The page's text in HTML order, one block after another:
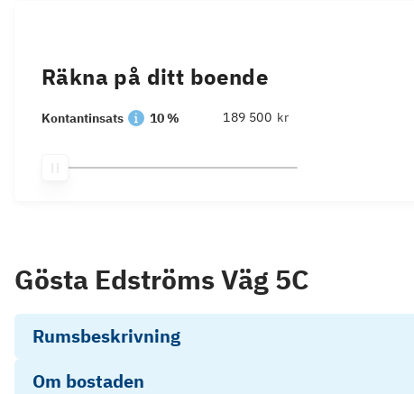
Räkna på ditt boende
Kontantinsats 10 % kr
Gösta Edströms Väg 5C
Rumsbeskrivning
Om bostaden